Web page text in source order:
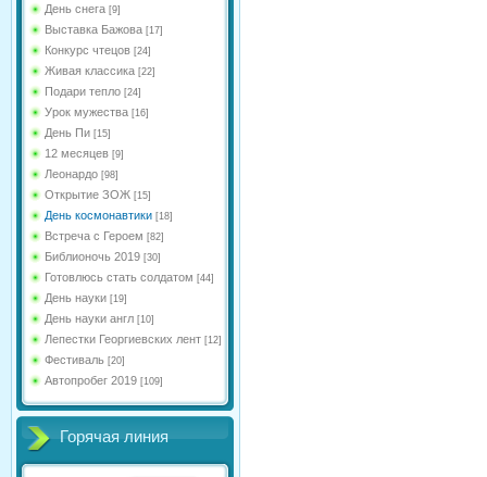
День снега [9]
Выставка Бажова [17]
Конкурс чтецов [24]
Живая классика [22]
Подари тепло [24]
Урок мужества [16]
День Пи [15]
12 месяцев [9]
Леонардо [98]
Открытие ЗОЖ [15]
День космонавтики [18]
Встреча с Героем [82]
Библионочь 2019 [30]
Готовлюсь стать солдатом [44]
День науки [19]
День науки англ [10]
Лепестки Георгиевских лент [12]
Фестиваль [20]
Автопробег 2019 [109]
Горячая линия